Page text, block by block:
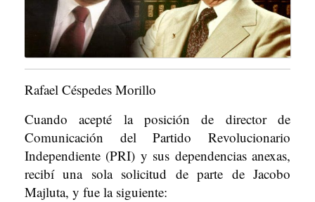
Rafael Céspedes Morillo
Cuando acepté la posición de director de
Comunicación del Partido Revolucionario
Independiente (PRI) y sus dependencias anexas,
recibí una sola solicitud de parte de Jacobo
Majluta, y fue la siguiente: